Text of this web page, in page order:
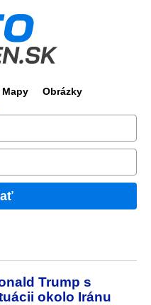
Mapy Obrázky
Trump s
okolo Iránu